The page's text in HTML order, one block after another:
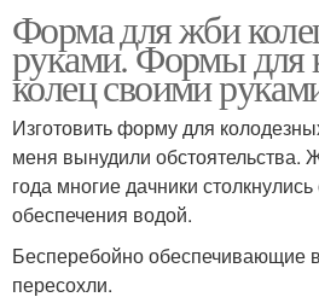
Форма для жби
руками. Формы для
колец своими
Изготовить форму для
меня вынудили обстоятельства.
года многие дачники
обеспечения водой.
Бесперебойно обеспечивающие
пересохли.